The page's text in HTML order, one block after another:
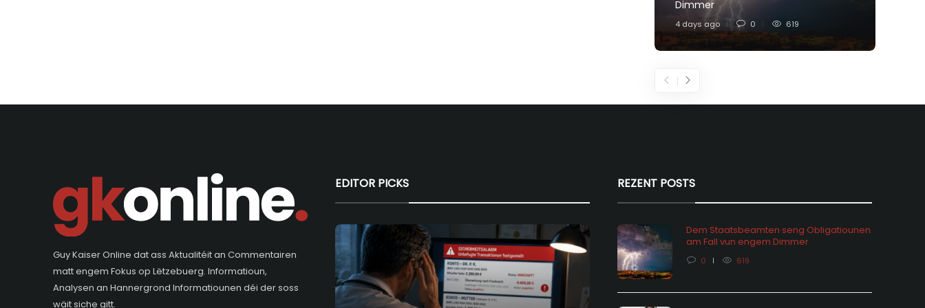
Dimmer
4 days ago 0 619
Guy Kaiser Online dat ass Aktualitéit an Commentairen
matt engem Fokus op Lëtzebuerg. Informatioun,
Analysen an Hannergrond Informatiounen déi der soss
wäit siche gitt.
EDITOR PICKS REZENT POSTS
Dem Staatsbeamten seng Obligatiounen
am Fall vun engem Dimmer
0 619